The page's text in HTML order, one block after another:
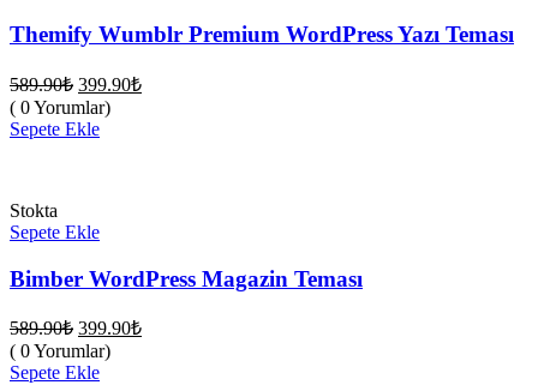
Themify Wumblr Premium WordPress Yazı Teması
589.90₺ Orijinal
fiyat:
589.90₺.
399.90₺Şu
( 0 Yorumlar)
Sepete Ekle
Stokta
Sepete Ekle
Bimber WordPress Magazin Teması
589.90₺ Orijinal
fiyat:
589.90₺.
399.90₺Şu
( 0 Yorumlar)
Sepete Ekle